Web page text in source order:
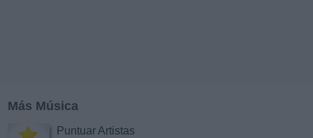
Más Música
Puntuar Artistas